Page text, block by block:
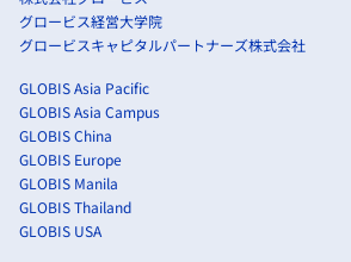
グロービス経営大学院
グロービスキャピタルパートナーズ株式会社
GLOBIS Asia Pacific
GLOBIS Asia Campus
GLOBIS China
GLOBIS Europe
GLOBIS Manila
GLOBIS Thailand
GLOBIS USA